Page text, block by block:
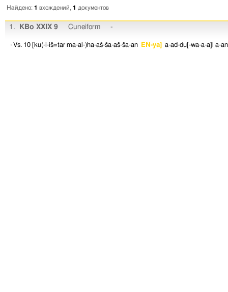
Найдено: 1 вхождений, 1 документов
1. KBo XXIX 9 Cuneiform -
· Vs. 10 [ku(-i-iš=tar ma-al-)ha-aš-ša-aš-ša-an EN-ya] a-ad-du[-wa-a-a]l a-